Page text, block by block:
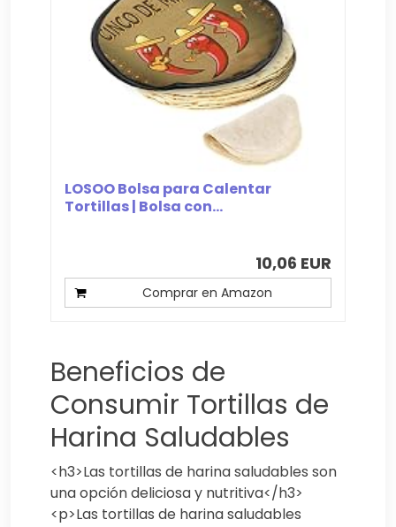
LOSOO Bolsa para Calentar
Tortillas | Bolsa con...
10,06 EUR
Comprar en Amazon
Beneficios de
Consumir Tortillas de
Harina Saludables
<h3>Las tortillas de harina saludables son
una opción deliciosa y nutritiva</h3>
<p>Las tortillas de harina saludables